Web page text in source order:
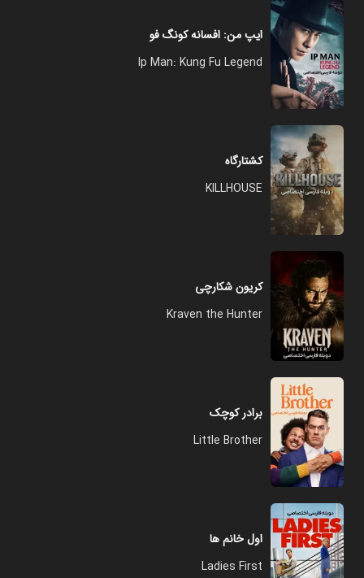
ایپ من: افسانه کونگ‌ فو
Ip Man: Kung Fu Legend
کشتارگاه
KILLHOUSE
کریون شکارچی
Kraven the Hunter
برادر کوچک
Little Brother
اول خانم‌ ها
Ladies First